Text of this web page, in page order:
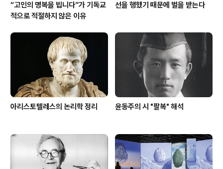
“고인의 명복을 빕니다”가 기독교
적으로 적절하지 않은 이유
선을 행했기 때문에 벌을 받는다
아리스토텔레스의 논리학 정리 윤동주의 시 "팔복" 해석